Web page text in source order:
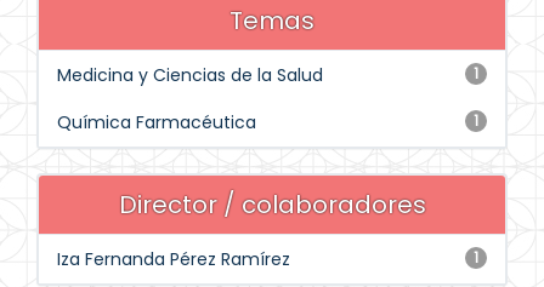
Temas
1
Medicina y Ciencias de la Salud
1
Química Farmacéutica
Director / colaboradores
1
Iza Fernanda Pérez Ramírez